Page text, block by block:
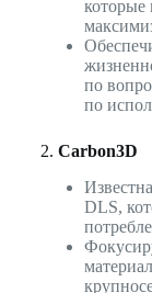
по
по
2. Carbon3D
DLS,